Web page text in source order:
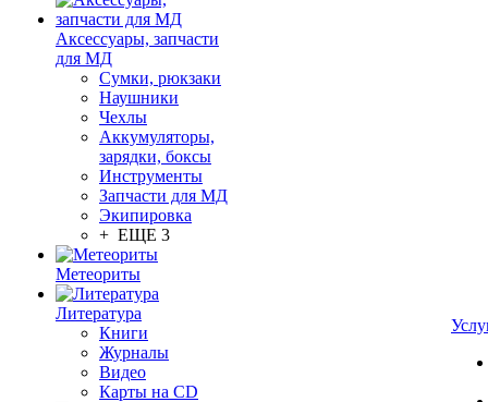
Аксессуары, запчасти
для МД
Сумки, рюкзаки
Наушники
Чехлы
Аккумуляторы,
зарядки, боксы
Инструменты
Запчасти для МД
Экипировка
+ ЕЩЕ 3
Метеориты
Литература
Книги
Журналы
Видео
Карты на CD